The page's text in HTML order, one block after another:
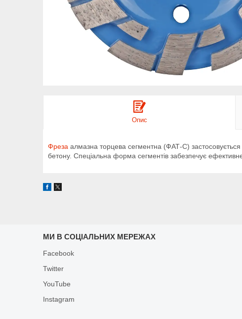
Опис
Фреза алмазна торцева сегментна (ФАТ-С)
бетону. Спеціальна форма сегментів забезпечує
МИ В СОЦІАЛЬНИХ МЕРЕЖАХ
Facebook
Twitter
YouTube
Instagram